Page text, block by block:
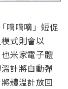
嘀嘀嘀」短促
式則會以
米家電子體
計將自動彈
體溫計放回